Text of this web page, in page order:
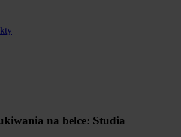
na belce: Studia